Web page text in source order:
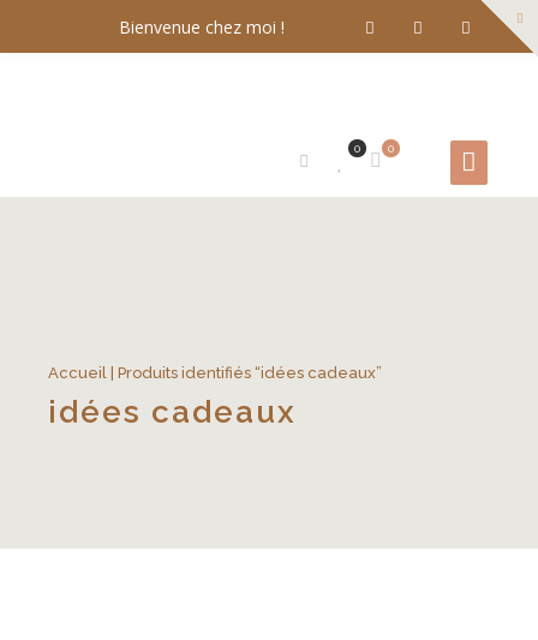
Bienvenue chez moi !
0
0
Accueil | Produits identifiés “idées cadeaux”
idées cadeaux